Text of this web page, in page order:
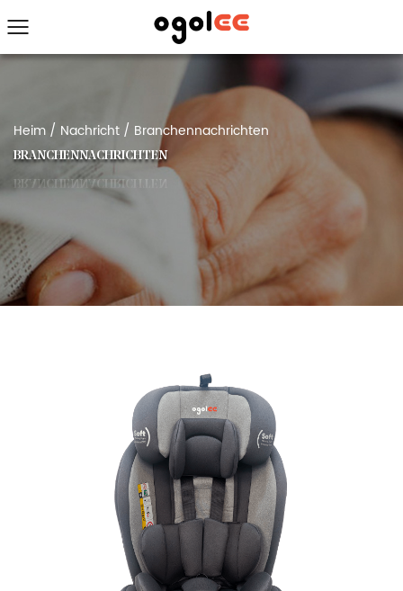
Heim / Nachricht / Branchennachrichten
BRANCHENNACHRICHTEN